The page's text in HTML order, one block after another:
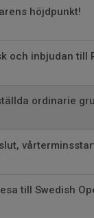
höjdpunkt!
och inbjudan till
ordinarie
till Swedish